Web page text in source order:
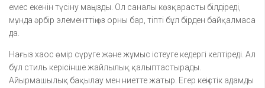
емес екенін түсіну маңызды. Ол саналы көзқарасты білдіреді,
мұнда әрбір элементтің өз орны бар, тіпті бұл бірден байқалмаса
да.
Нағыз хаос өмір сүруге және жұмыс істеуге кедергі келтіреді. Ал
бұл стиль керісінше жайлылық қалыптастырады.
Айырмашылық бақылау мен ниетте жатыр. Егер кеңістік адамды